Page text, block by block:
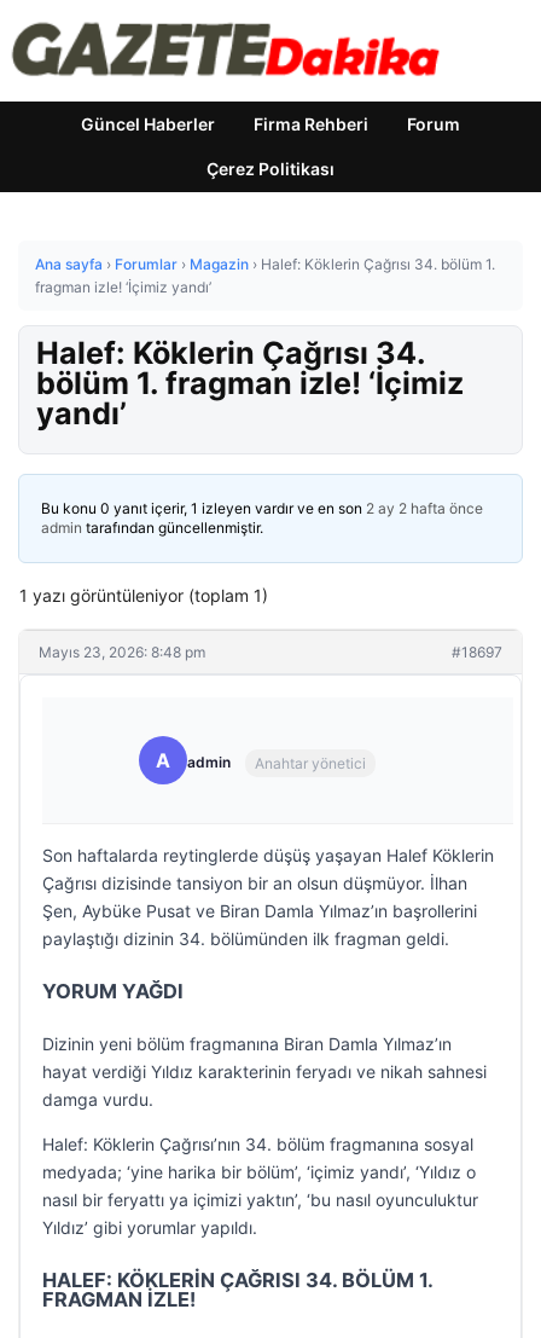
Güncel Haberler Firma Rehberi Forum
Çerez Politikası
Ana sayfa › Forumlar › Magazin › Halef: Köklerin Çağrısı 34. bölüm 1.
fragman izle! ‘İçimiz yandı’
Halef: Köklerin Çağrısı 34.
bölüm 1. fragman izle! ‘İçimiz
yandı’
Bu konu 0 yanıt içerir, 1 izleyen vardır ve en son 2 ay 2 hafta önce
admin tarafından güncellenmiştir.
1 yazı görüntüleniyor (toplam 1)
Mayıs 23, 2026: 8:48 pm #18697
A admin Anahtar yönetici
Son haftalarda reytinglerde düşüş yaşayan Halef Köklerin
Çağrısı dizisinde tansiyon bir an olsun düşmüyor. İlhan
Şen, Aybüke Pusat ve Biran Damla Yılmaz’ın başrollerini
paylaştığı dizinin 34. bölümünden ilk fragman geldi.
YORUM YAĞDI
Dizinin yeni bölüm fragmanına Biran Damla Yılmaz’ın
hayat verdiği Yıldız karakterinin feryadı ve nikah sahnesi
damga vurdu.
Halef: Köklerin Çağrısı’nın 34. bölüm fragmanına sosyal
medyada; ‘yine harika bir bölüm’, ‘içimiz yandı’, ‘Yıldız o
nasıl bir feryattı ya içimizi yaktın’, ‘bu nasıl oyunculuktur
Yıldız’ gibi yorumlar yapıldı.
HALEF: KÖKLERİN ÇAĞRISI 34. BÖLÜM 1.
FRAGMAN İZLE!